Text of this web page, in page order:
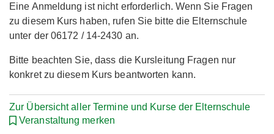
Eine Anmeldung ist nicht erforderlich. Wenn Sie Fragen
zu diesem Kurs haben, rufen Sie bitte die Elternschule
unter der 06172 / 14-2430 an.
Bitte beachten Sie, dass die Kursleitung Fragen nur
konkret zu diesem Kurs beantworten kann.
Zur Übersicht aller Termine und Kurse der Elternschule
Veranstaltung merken